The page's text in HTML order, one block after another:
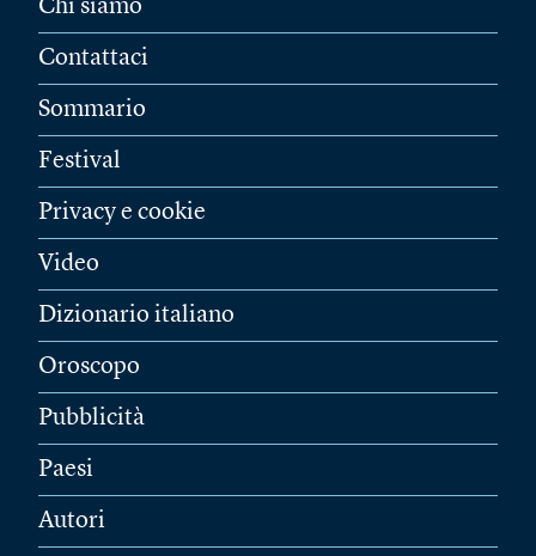
Chi siamo
Contattaci
Sommario
Festival
Privacy e cookie
Video
Dizionario italiano
Oroscopo
Pubblicità
Paesi
Autori